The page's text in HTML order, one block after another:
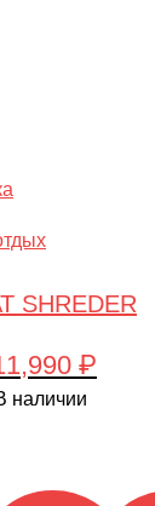
SHREDER
₽
наличии